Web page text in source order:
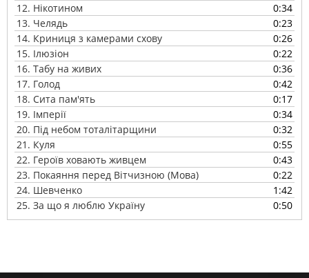
12. Нікотином
0:34
13. Челядь
0:23
14. Криниця з камерами схову
0:26
15. Ілюзіон
0:22
16. Табу на живих
0:36
17. Голод
0:42
18. Сита пам'ять
0:17
19. Імперії
0:34
20. Під небом тоталітарщини
0:32
21. Куля
0:55
22. Героїв ховають живцем
0:43
23. Покаяння перед Вітчизною (Мова)
0:22
24. Шевченко
1:42
25. За що я люблю Україну 0:50